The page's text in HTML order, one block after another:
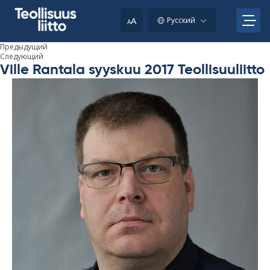
AA Русский
Предыдущий
Следующий
Ville Rantala syyskuu 2017 Teollisuuliitto